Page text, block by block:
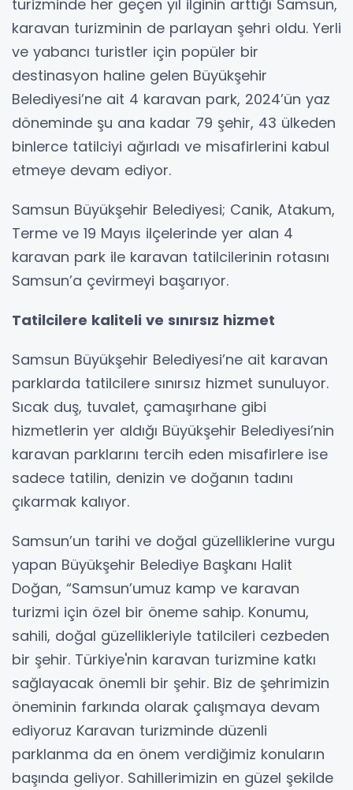
turizminde her geçen yıl ilginin arttığı Samsun,
karavan turizminin de parlayan şehri oldu. Yerli
ve yabancı turistler için popüler bir
destinasyon haline gelen Büyükşehir
Belediyesi’ne ait 4 karavan park, 2024’ün yaz
döneminde şu ana kadar 79 şehir, 43 ülkeden
binlerce tatilciyi ağırladı ve misafirlerini kabul
etmeye devam ediyor.
Samsun Büyükşehir Belediyesi; Canik, Atakum,
Terme ve 19 Mayıs ilçelerinde yer alan 4
karavan park ile karavan tatilcilerinin rotasını
Samsun’a çevirmeyi başarıyor.
Tatilcilere kaliteli ve sınırsız hizmet
Samsun Büyükşehir Belediyesi’ne ait karavan
parklarda tatilcilere sınırsız hizmet sunuluyor.
Sıcak duş, tuvalet, çamaşırhane gibi
hizmetlerin yer aldığı Büyükşehir Belediyesi’nin
karavan parklarını tercih eden misafirlere ise
sadece tatilin, denizin ve doğanın tadını
çıkarmak kalıyor.
Samsun’un tarihi ve doğal güzelliklerine vurgu
yapan Büyükşehir Belediye Başkanı Halit
Doğan, “Samsun’umuz kamp ve karavan
turizmi için özel bir öneme sahip. Konumu,
sahili, doğal güzellikleriyle tatilcileri cezbeden
bir şehir. Türkiye'nin karavan turizmine katkı
sağlayacak önemli bir şehir. Biz de şehrimizin
öneminin farkında olarak çalışmaya devam
ediyoruz Karavan turizminde düzenli
parklanma da en önem verdiğimiz konuların
başında geliyor. Sahillerimizin en güzel şekilde